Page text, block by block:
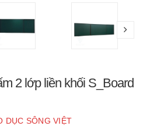
2 lớp liền khối S_Board
DỤC SÔNG VIỆT